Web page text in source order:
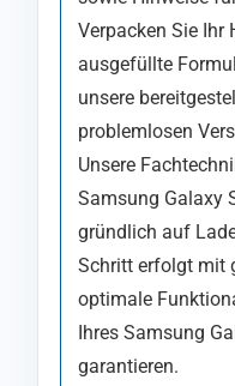
Verpacken Sie Ihr
ausgefüllte
unsere
problemlosen
Unsere
Samsung Galaxy
gründlich auf
Schritt erfolgt mit
optimale
Ihres Samsung
garantieren.